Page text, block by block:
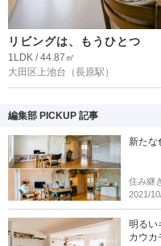
リビングは、もうひとつ
1LDK / 44.87㎡
大田区上池台 （長原駅）
編集部 PICKUP 記事
新たな
住み継
2021/
明るい
カウカ